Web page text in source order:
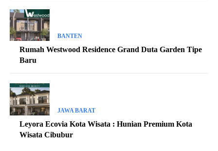
BANTEN
Rumah Westwood Residence Grand Duta Garden Tipe
Baru
JAWA BARAT
Leyora Ecovia Kota Wisata : Hunian Premium Kota
Wisata Cibubur